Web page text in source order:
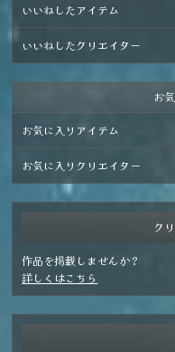
いいねしたアイテム
いいねしたクリエイター
お
お気に入りアイテム
お気に入りクリエイター
ク
作品を掲載しませんか？
詳しくはこちら